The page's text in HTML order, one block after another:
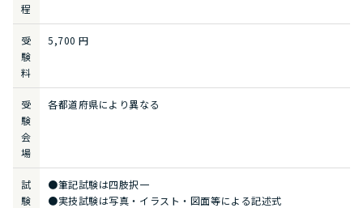
程
受
験
料
5,700 円
受
験
会
場
各都道府県により異なる
試
験
●筆記試験は四肢択一
●実技試験は写真・イラスト・図面等による記述式